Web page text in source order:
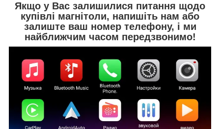
Якщо у Вас залишилися питання щодо
купівлі магнітоли, напишіть нам або
залиште ваш номер телефону, і ми
найближчим часом передзвонимо!